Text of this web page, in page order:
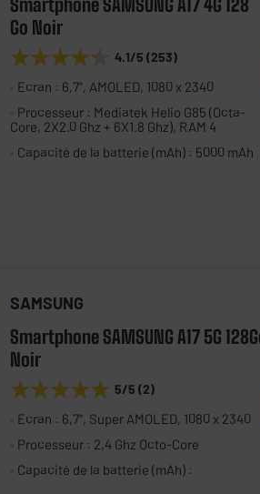
Smartphone SAMSUNG A17 4G 128
Go Noir
★★★★★
★★★★★ 4.1/5 (253)
Ecran : 6,7", AMOLED, 1080 x 2340
Processeur : Mediatek Helio G85 (Octa-
Core, 2X2.0 Ghz + 6X1.8 Ghz), RAM 4
Capacité de la batterie (mAh) : 5000 mAh
SAMSUNG
Smartphone SAMSUNG A17 5G
Noir
★★★★★
★★★★★ 5/5 (2)
Ecran : 6,7", Super AMOLED, 1080 x 2340
Processeur : 2,4 Ghz Octo-Core
Capacité de la batterie (mAh) :